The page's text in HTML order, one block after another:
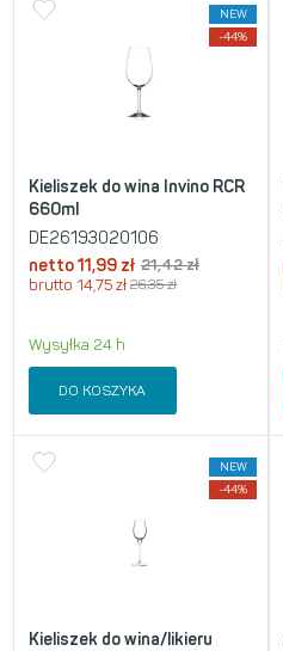
NEW
-44%
Kieliszek do wina Invino RCR
660ml
DE26193020106
netto11,99 zł 21,42zł
brutto 14,75 zł 26,35zł
Wysyłka 24 h
DO KOSZYKA
NEW
-44%
Kieliszek do wina/likieru